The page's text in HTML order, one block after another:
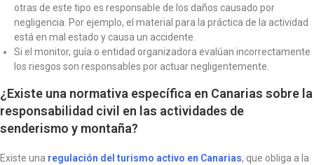
otras de este tipo es responsable de los daños causado por
negligencia. Por ejemplo, el material para la práctica de la actividad
está en mal estado y causa un accidente.
Si el monitor, guía o entidad organizadora evalúan incorrectamente
los riesgos son responsables por actuar negligentemente.
¿Existe una normativa específica en Canarias sobre la
responsabilidad civil en las actividades de
senderismo y montaña?
Existe una regulación del turismo activo en Canarias, que obliga a la